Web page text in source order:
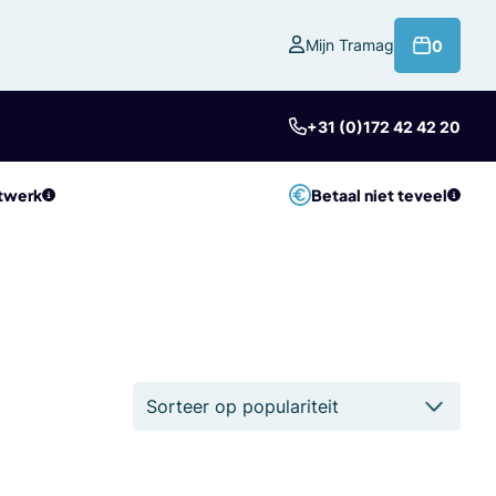
Mijn Tramag 0
+31 (0)172 42 42 20
Betaal niet teveel